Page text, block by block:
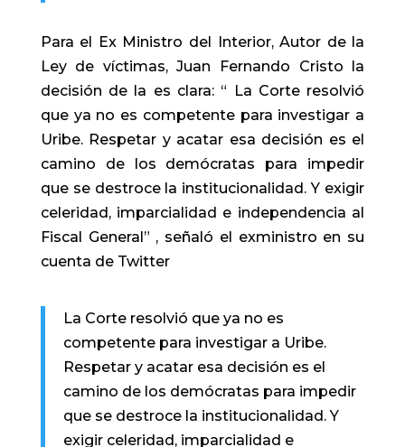
Para el Ex Ministro del Interior, Autor de la
Ley de víctimas, Juan Fernando Cristo la
decisión de la es clara: “ La Corte resolvió
que ya no es competente para investigar a
Uribe. Respetar y acatar esa decisión es el
camino de los demócratas para impedir
que se destroce la institucionalidad. Y exigir
celeridad, imparcialidad e independencia al
Fiscal General” , señaló el exministro en su
cuenta de Twitter
La Corte resolvió que ya no es
competente para investigar a Uribe.
Respetar y acatar esa decisión es el
camino de los demócratas para impedir
que se destroce la institucionalidad. Y
exigir celeridad, imparcialidad e